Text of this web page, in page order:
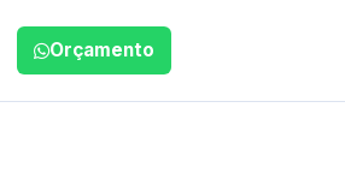
Orçamento